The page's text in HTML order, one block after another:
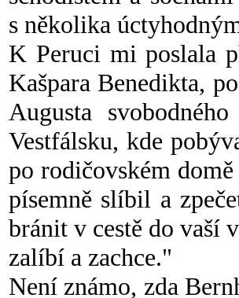
s několika
K Peruci mi poslala
Kašpara Benedikta,
Augusta
Vestfálsku, kde
po rodičovském
písemně slíbil a
bránit v cestě do vaší
zalíbí a zachce."
Není známo, zda